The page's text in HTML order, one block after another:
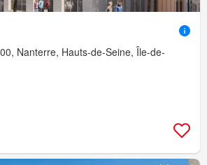
Nanterre, Hauts-de-Seine, Île-de-